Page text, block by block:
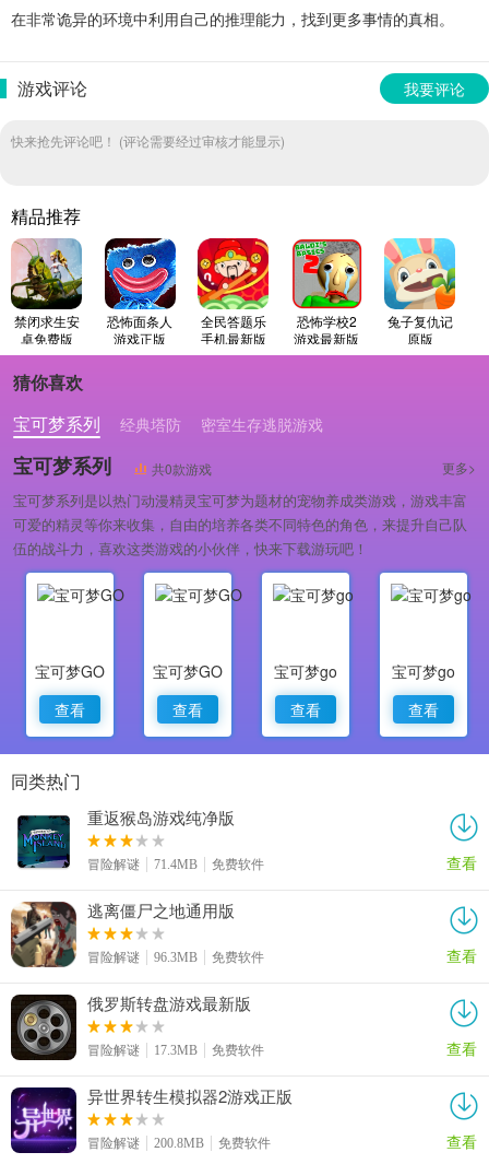
在非常诡异的环境中利用自己的推理能力，找到更多事情的真相。
游戏评论 我要评论
快来抢先评论吧！ (评论需要经过审核才能显示)
精品推荐
禁闭求生安
卓免费版
恐怖面条人
游戏正版
全民答题乐
手机最新版
恐怖学校2
游戏最新版
兔子复仇记
原版
猜你喜欢
宝可梦系列
经典塔防 密室生存逃脱游戏
宝可梦系列 共0款游戏 更多>
宝可梦系列是以热门动漫精灵宝可梦为题材的宠物养成类游戏，游戏丰富
可爱的精灵等你来收集，自由的培养各类不同特色的角色，来提升自己队
伍的战斗力，喜欢这类游戏的小伙伴，快来下载游玩吧！
宝可梦GO
查看
宝可梦GO
查看
宝可梦go
查看
宝可梦go
查看
同类热门
重返猴岛游戏纯净版
冒险解谜 71.4MB 免费软件 查看
逃离僵尸之地通用版
冒险解谜 96.3MB 免费软件 查看
俄罗斯转盘游戏最新版
冒险解谜 17.3MB 免费软件 查看
异世界转生模拟器2游戏正版
冒险解谜 200.8MB 免费软件 查看